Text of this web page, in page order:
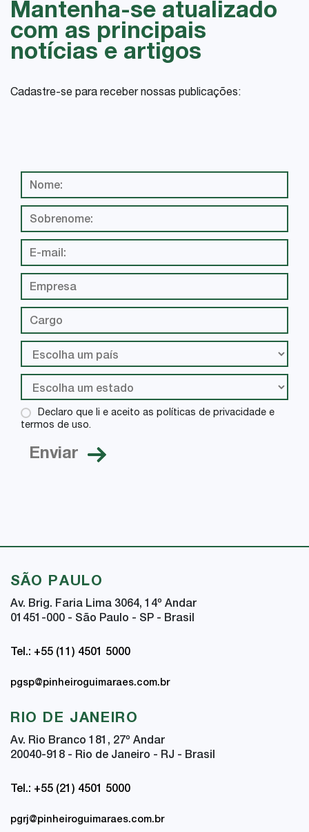
Mantenha-se atualizado
com as principais
notícias e artigos
Cadastre-se para receber nossas publicações:
Declaro que li e aceito as políticas de privacidade e
termos de uso.
SÃO PAULO
Av. Brig. Faria Lima 3064, 14º Andar
01451-000 - São Paulo - SP - Brasil
Tel.: +55 (11) 4501 5000
pgsp@pinheiroguimaraes.com.br
RIO DE JANEIRO
Av. Rio Branco 181, 27º Andar
20040-918 - Rio de Janeiro - RJ - Brasil
Tel.: +55 (21) 4501 5000
pgrj@pinheiroguimaraes.com.br